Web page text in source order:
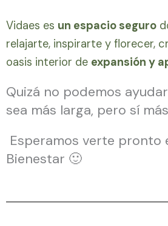
Vidaes es un espacio seguro
relajarte, inspirarte y florecer,
oasis interior de expansión y
Quizá no podemos
sea más larga, pero sí
Esperamos verte pronto
Bienestar 🙂